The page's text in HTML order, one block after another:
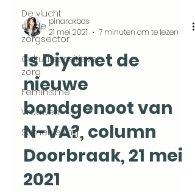
De vlucht
uit de
zorgsector
Cultuursensitieve
zorg
Feminisme
Vrouwen
Samenleving
pinarakbas
21 mei 2021
7 minuten om te lezen
Is Diyanet de
nieuwe
bondgenoot van
N-VA?, column
Doorbraak, 21 mei
2021